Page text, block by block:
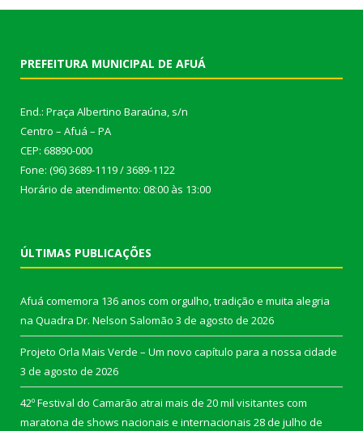
PREFEITURA MUNICIPAL DE AFUÁ
End.: Praça Albertino Baraúna, s/n
Centro – Afuá – PA
CEP: 68890-000
Fone: (96) 3689-1119 / 3689-1122
Horário de atendimento: 08:00 às 13:00
ÚLTIMAS PUBLICAÇÕES
Afuá comemora 136 anos com orgulho, tradição e muita alegria
na Quadra Dr. Nelson Salomão 3 de agosto de 2026
Projeto Orla Mais Verde – Um novo capítulo para a nossa cidade
3 de agosto de 2026
42º Festival do Camarão atrai mais de 20 mil visitantes com
maratona de shows nacionais e internacionais 28 de julho de